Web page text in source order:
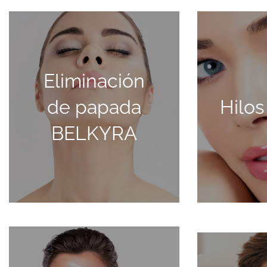
Eliminación
de papada
BELKYRA
ELIMINACIÓN DE PAPADA
BELKYRA
SABER MÁS